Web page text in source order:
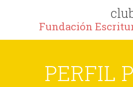
Fundación
PERFIL